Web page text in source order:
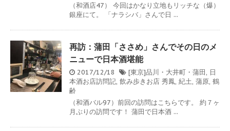
（和酒店47） 今回はかなり立地もリッチな（爆）
銀座にて。 「ナラシバ」さんで日 ...
再訪：蒲田「ささめ」さんでその日のメ
ニューで日本酒堪能
2017/12/18 [東京]品川・大井町・蒲田, 日
本酒お店訪問記, 飲み歩きお店 秀鳳, 紀土, 蒲原, 鶴
齢
（和酒バル97）前回の訪問はこちらです。 約７ヶ
月ぶりの訪問です！ 蒲田で日本酒 ...